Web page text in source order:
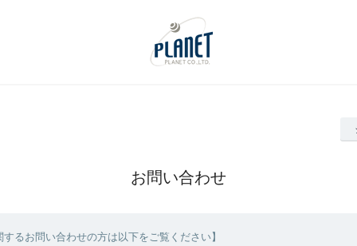
お問い合わせ
るお問い合わせの方は以下をご覧ください】